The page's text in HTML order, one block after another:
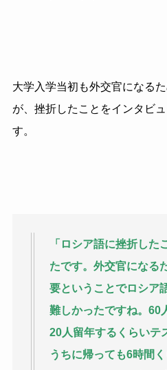
大学入学当初も外交官になる
が、挫折したことをインタビ
す。
「ロシア語に挫折した
たです。外交官になる
要ということでロシア
難しかったですね。 60
20人留年するくらいテ
うちに帰っても6時間